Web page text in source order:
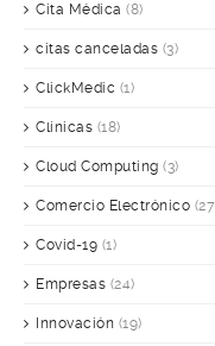
Cita Médica (8)
citas canceladas (3)
ClickMedic (1)
Clínicas (18)
Cloud Computing (3)
Comercio Electrónico
Covid-19 (1)
Empresas (24)
Innovación (19)